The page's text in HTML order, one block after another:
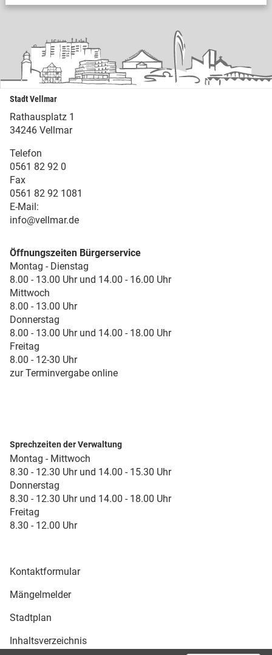
Stadt Vellmar
Rathausplatz 1
34246 Vellmar
Telefon
0561 82 92 0
Fax
0561 82 92 1081
E-Mail:
info@vellmar.de
Öffnungszeiten Bürgerservice
Montag - Dienstag
8.00 - 13.00 Uhr und 14.00 - 16.00 Uhr
Mittwoch
8.00 - 13.00 Uhr
Donnerstag
8.00 - 13.00 Uhr und 14.00 - 18.00 Uhr
Freitag
8.00 - 12-30 Uhr
zur Terminvergabe online
Sprechzeiten der Verwaltung
Montag - Mittwoch
8.30 - 12.30 Uhr und 14.00 - 15.30 Uhr
Donnerstag
8.30 - 12.30 Uhr und 14.00 - 18.00 Uhr
Freitag
8.30 - 12.00 Uhr
Kontaktformular
Mängelmelder
Stadtplan
Inhaltsverzeichnis